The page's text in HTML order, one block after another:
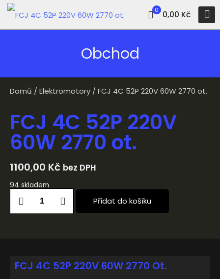
0 0,00 Kč
Obchod
Domů / Elektromotory / FCJ 4C 52P 220V 60W 2770 ot.
FCJ 4C 52P 220V
60W 2770 ot.
1100,00 Kč bez DPH
94 skladem
Přidat do košíku
FCJ 4C 52P 220V 60W 2770 Ot.